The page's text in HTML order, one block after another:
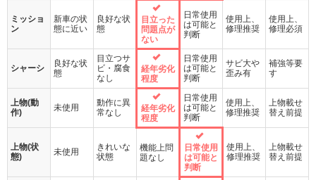
ミッショ
ン
新車の状
態に近い
良好な状
態
目立った
問題点が
ない
日常使用
は可能と
判断
使用上、
修理推奨
使用上、
修理必須
シャーシ
良好な状
態
目立つサ
ビ・腐食
なし
経年劣化
程度
日常使用
は可能と
判断
サビ大や
歪み有
補強等要
す
上物(動
作)
未使用
動作に異
常なし
経年劣化
程度
日常使用
は可能と
判断
使用上、
修理推奨
上物載せ
替え前提
上物(状
態)
未使用
きれいな
状態
機能上問
題なし
日常使用
は可能と
判断
使用上、
修理推奨
上物載せ
替え前提